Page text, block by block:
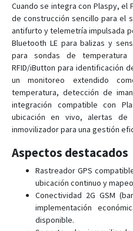
FMB130
FMB140
FMB150
FMB204
FMB208
FMB209
FMB225
FMB230
FMB240
FMB640 - FMB641
FMB900
FMB910
Cuando se integra con Plaspy, el
de construcción sencillo para el
antifurto y telemetría impulsada
Bluetooth LE para balizas y
para sondas de
RFID/iButton para identificación
un monitoreo extendido
temperatura, detección de
integración compatible con
ubicación en vivo, alertas
inmovilizador para una gestión
Aspectos destacados
Rastreador GPS
ubicación continuo y
Conectividad 2G GSM
implementación
disponible.